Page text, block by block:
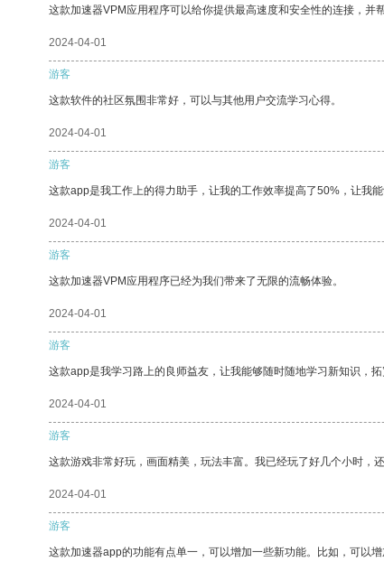
这款加速器VPM应用程序可以给你提供最高速度和安全性的连接，并
2024-04-01
游客
这款软件的社区氛围非常好，可以与其他用户交流学习心得。
2024-04-01
游客
这款app是我工作上的得力助手，让我的工作效率提高了50%，让我能
2024-04-01
游客
这款加速器VPM应用程序已经为我们带来了无限的流畅体验。
2024-04-01
游客
这款app是我学习路上的良师益友，让我能够随时随地学习新知识，拓
2024-04-01
游客
这款游戏非常好玩，画面精美，玩法丰富。我已经玩了好几个小时，还
2024-04-01
游客
这款加速器app的功能有点单一，可以增加一些新功能。比如，可以